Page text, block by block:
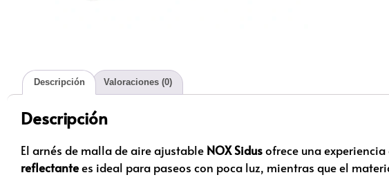
Descripción Valoraciones (0)
Descripción
El arnés de malla de aire ajustable NOX Sidusofrece una
reflectantees ideal para paseos con poca luz, mientras que el